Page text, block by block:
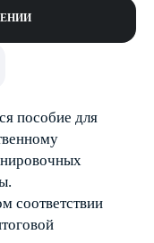
пособие для
соответствии